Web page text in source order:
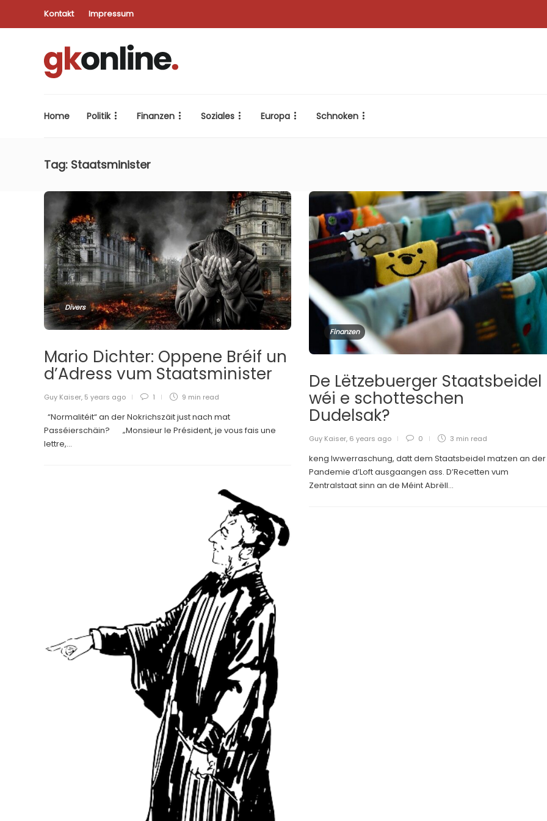
Kontakt Impressum
Home Politik Finanzen Soziales Europa Schnoken
Tag: Staatsminister
Divers
Mario Dichter: Oppene Bréif un
d’Adress vum Staatsminister
Guy Kaiser, 5 years ago 1 9 min read
“Normalitéit“ an der Nokrichszäit just nach mat
Passéierschäin? „Monsieur le Président, je vous fais une
lettre,...
Finanzen
De Lëtzebuerger Staatsbeidel
wéi e schotteschen
Dudelsak?
Guy Kaiser, 6 years ago 0 3 min read
keng Iwwerraschung, datt dem Staatsbeidel matzen an der
Pandemie d’Loft ausgaangen ass. D’Recetten vum
Zentralstaat sinn an de Méint Abrëll...